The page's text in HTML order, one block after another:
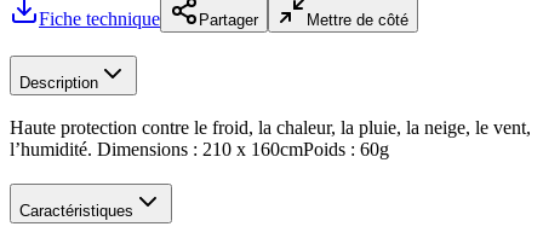
Fiche technique
Partager Mettre de côté
Description
Haute protection contre le froid, la chaleur, la pluie, la neige, le vent,
l’humidité. Dimensions : 210 x 160cmPoids : 60g
Caractéristiques